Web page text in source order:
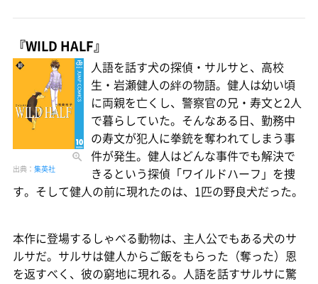
『WILD HALF』
出典： 集英社
人語を話す犬の探偵・サルサと、高校
生・岩瀬健人の絆の物語。健人は幼い頃
に両親を亡くし、警察官の兄・寿文と2人
で暮らしていた。そんなある日、勤務中
の寿文が犯人に拳銃を奪われてしまう事
件が発生。健人はどんな事件でも解決で
きるという探偵「ワイルドハーフ」を捜
す。そして健人の前に現れたのは、1匹の野良犬だった。
本作に登場するしゃべる動物は、主人公でもある犬のサ
ルサだ。サルサは健人からご飯をもらった（奪った）恩
を返すべく、彼の窮地に現れる。人語を話すサルサに驚